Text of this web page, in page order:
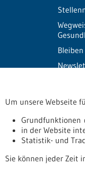
Um unsere Webseite
Grundfunktionen
in der Website
Statistik- und
Sie können jeder Zeit